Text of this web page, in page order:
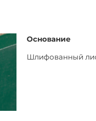
Основание
Шлифованный